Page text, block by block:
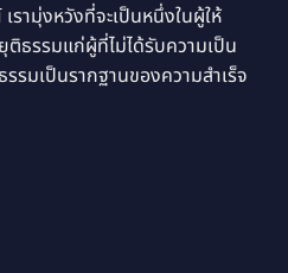
ามุ่งหวังที่จะเป็นหนึ่งในผู้ให้
ธรรมแก่ผู้ที่ไม่ได้รับความเป็น
รรมเป็นรากฐานของความสำเร็จ